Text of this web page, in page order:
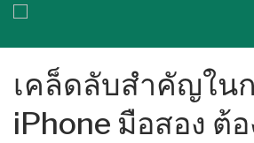
เคล็ดลับสำคัญใน
iPhone มือสอง ต้อ